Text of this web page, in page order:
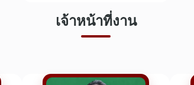
เจ้าหน้าที่งาน